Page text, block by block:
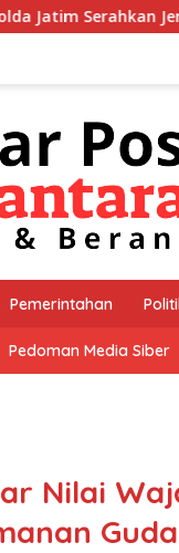
Kelima
Pemerintahan
Pedoman Media Siber
Nilai